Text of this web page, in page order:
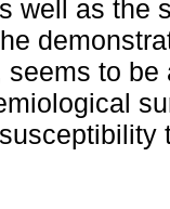
well as the
to